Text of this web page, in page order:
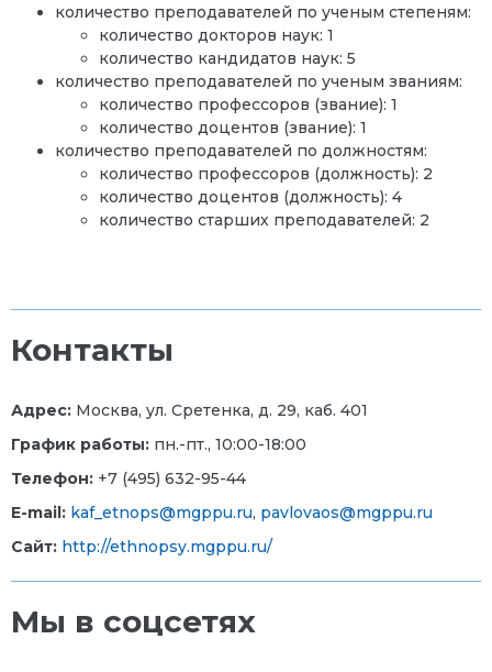
количество преподавателей по ученым степеням:
количество докторов наук: 1
количество кандидатов наук: 5
количество преподавателей по ученым званиям:
количество профессоров (звание): 1
количество доцентов (звание): 1
количество преподавателей по должностям:
количество профессоров (должность): 2
количество доцентов (должность): 4
количество старших преподавателей: 2
Контакты
Адрес: Москва, ул. Сретенка, д. 29, каб. 401
График работы: пн.-пт., 10:00-18:00
Телефон: +7 (495) 632-95-44
E-mail: kaf_etnops@mgppu.ru, pavlovaos@mgppu.ru
Сайт: http://ethnopsy.mgppu.ru/
Мы в соцсетях